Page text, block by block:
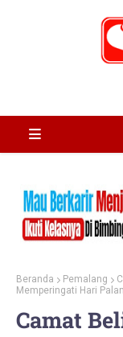
Beranda Pemalang
Memperingati Hari
Camat